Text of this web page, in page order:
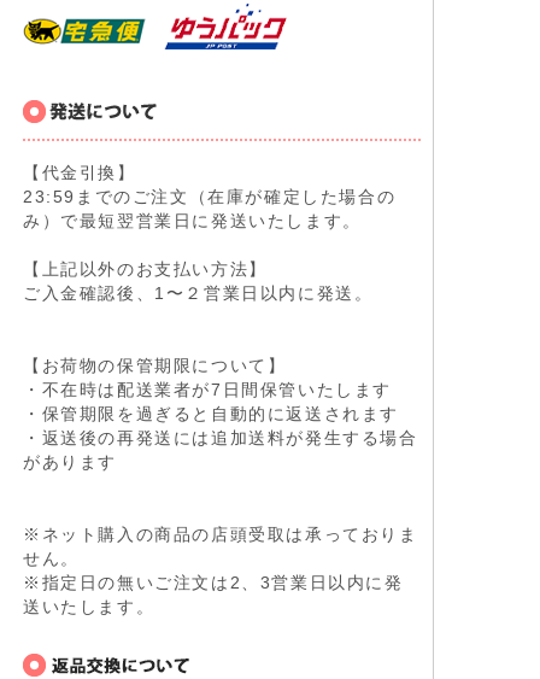
【代金引換】
23:59までのご注文（在庫が確定した場合の
み）で最短翌営業日に発送いたします。
【上記以外のお支払い方法】
ご入金確認後、1〜２営業日以内に発送。
【お荷物の保管期限について】
・不在時は配送業者が7日間保管いたします
・保管期限を過ぎると自動的に返送されます
・返送後の再発送には追加送料が発生する場合
があります
※ネット購入の商品の店頭受取は承っておりま
せん。
※指定日の無いご注文は2、3営業日以内に発
送いたします。